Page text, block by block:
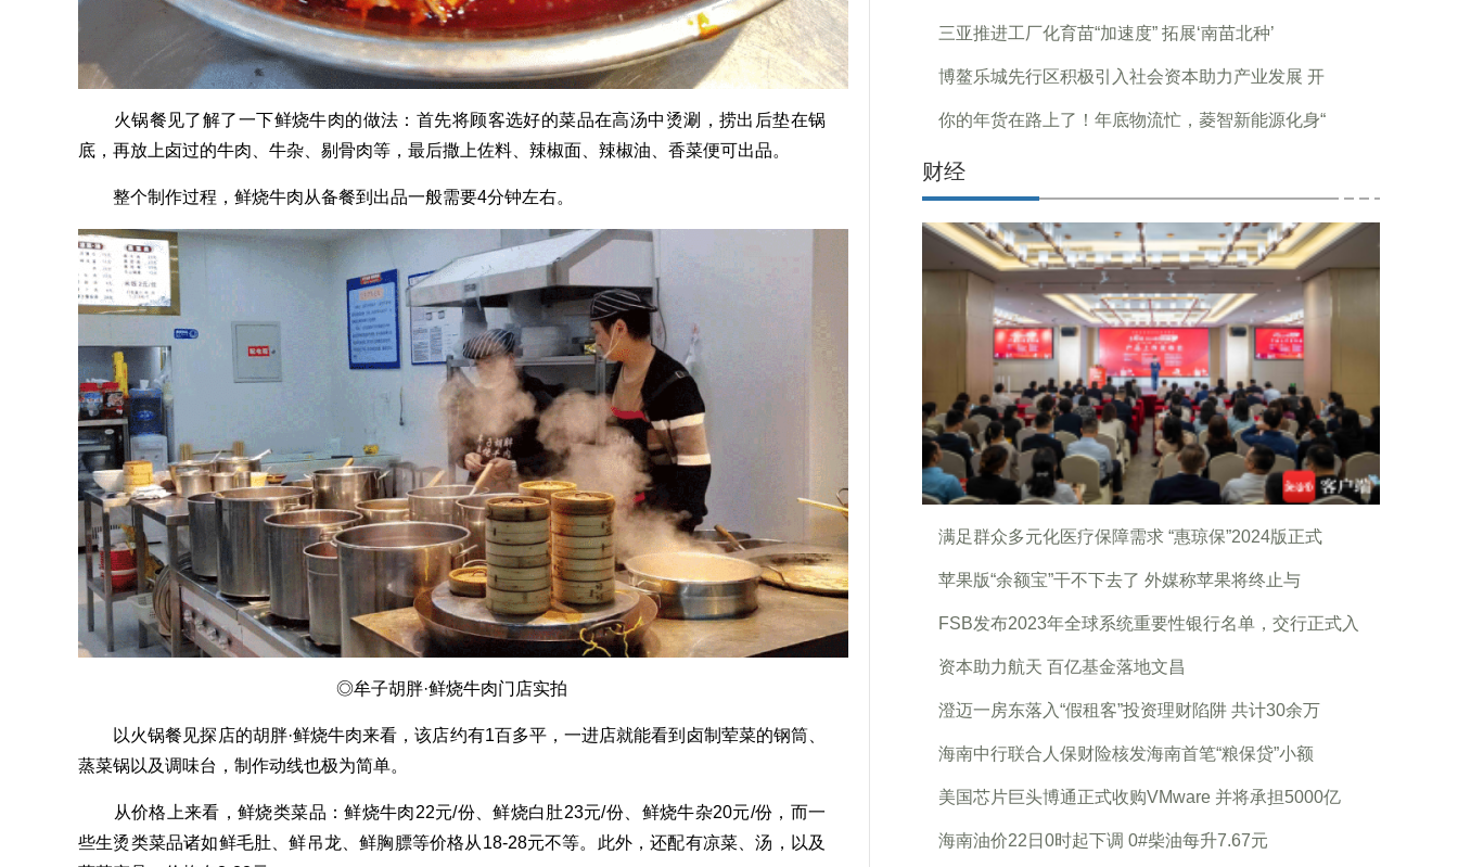
火锅餐见了解了一下鲜烧牛肉的做法：首先将顾客选好的菜品在高汤中烫涮，捞出后垫在锅
底，再放上卤过的牛肉、牛杂、剔骨肉等，最后撒上佐料、辣椒面、辣椒油、香菜便可出品。
整个制作过程，鲜烧牛肉从备餐到出品一般需要4分钟左右。
◎牟子胡胖·鲜烧牛肉门店实拍
以火锅餐见探店的胡胖·鲜烧牛肉来看，该店约有1百多平，一进店就能看到卤制荤菜的钢筒、
蒸菜锅以及调味台，制作动线也极为简单。
从价格上来看，鲜烧类菜品：鲜烧牛肉22元/份、鲜烧白肚23元/份、鲜烧牛杂20元/份，而一
些生烫类菜品诸如鲜毛肚、鲜吊龙、鲜胸膘等价格从18-28元不等。此外，还配有凉菜、汤，以及
三亚推进工厂化育苗“加速度” 拓展‘南苗北种’
博鳌乐城先行区积极引入社会资本助力产业发展 开
你的年货在路上了！年底物流忙，菱智新能源化身“
财经
满足群众多元化医疗保障需求 “惠琼保”2024版正式
苹果版“余额宝”干不下去了 外媒称苹果将终止与
FSB发布2023年全球系统重要性银行名单，交行正式入
资本助力航天 百亿基金落地文昌
澄迈一房东落入“假租客”投资理财陷阱 共计30余万
海南中行联合人保财险核发海南首笔“粮保贷”小额
美国芯片巨头博通正式收购VMware 并将承担5000亿
海南油价22日0时起下调 0#柴油每升7.67元